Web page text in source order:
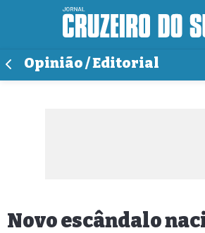
Opinião / Editorial
Novo escândalo